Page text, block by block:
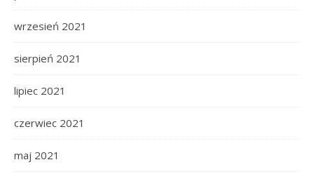
wrzesień 2021
sierpień 2021
lipiec 2021
czerwiec 2021
maj 2021